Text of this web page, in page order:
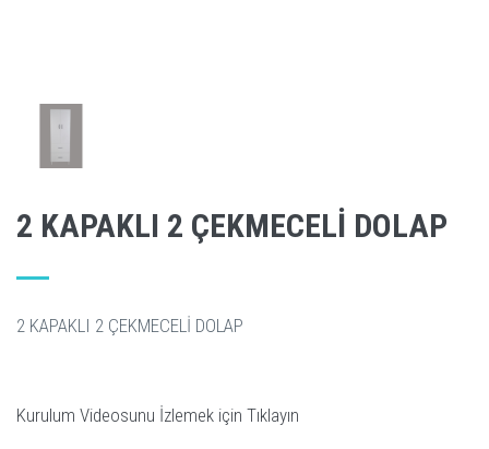
2 KAPAKLI 2 ÇEKMECELI DOLAP
2 KAPAKLI 2 ÇEKMECELİ DOLAP
Kurulum Videosunu İzlemek için Tıklayın